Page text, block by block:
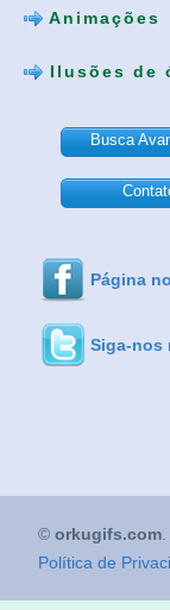
Animações
Ilusões de
Busca
Página
Siga-nos
© orkugifs.com
Política de